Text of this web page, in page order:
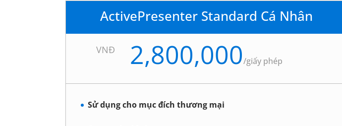
ActivePresenter Standard Cá Nhân
VNĐ 2,800,000/giấy phép
Sử dụng cho mục đích thương mại